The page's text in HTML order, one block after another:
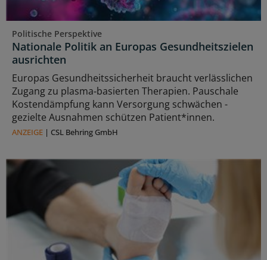
Politische Perspektive
Nationale Politik an Europas Gesundheitszielen
ausrichten
Europas Gesundheitssicherheit braucht verlässlichen
Zugang zu plasma‑basierten Therapien. Pauschale
Kostendämpfung kann Versorgung schwächen -
gezielte Ausnahmen schützen Patient*innen.
ANZEIGE | CSL Behring GmbH